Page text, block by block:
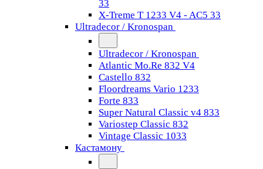
33
X-Treme T 1233 V4 - AC5 33
Ultradecor / Kronospan
Ultradecor / Kronospan
Atlantic Mo.Re 832 V4
Castello 832
Floordreams Vario 1233
Forte 833
Super Natural Classic v4 833
Variostep Classic 832
Vintage Classic 1033
Кастамону